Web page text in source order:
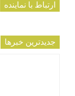
ارتباط با نماینده
جديدترين خبرها